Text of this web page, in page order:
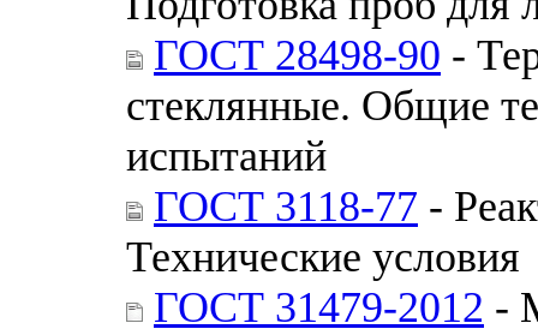
ГОСТ 28498-90 -
стеклянные. Общие
испытаний
ГОСТ 3118-77 -
Технические условия
ГОСТ 31479-2012 -